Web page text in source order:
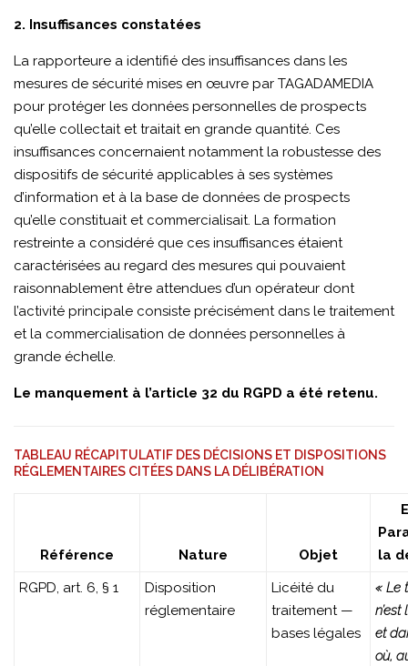
2. Insuffisances constatées
La rapporteure a identifié des insuffisances dans les
mesures de sécurité mises en œuvre par TAGADAMEDIA
pour protéger les données personnelles de prospects
qu’elle collectait et traitait en grande quantité. Ces
insuffisances concernaient notamment la robustesse des
dispositifs de sécurité applicables à ses systèmes
d’information et à la base de données de prospects
qu’elle constituait et commercialisait. La formation
restreinte a considéré que ces insuffisances étaient
caractérisées au regard des mesures qui pouvaient
raisonnablement être attendues d’un opérateur dont
l’activité principale consiste précisément dans le traitement
et la commercialisation de données personnelles à
grande échelle.
Le manquement à l’article 32 du RGPD a été retenu.
TABLEAU RÉCAPITULATIF DES DÉCISIONS ET DISPOSITIONS
RÉGLEMENTAIRES CITÉES DANS LA DÉLIBÉRATION
Référence Nature Objet
la
RGPD, art. 6, § 1
Disposition
réglementaire
Licéité du
traitement —
bases légales
« Le
et
où,